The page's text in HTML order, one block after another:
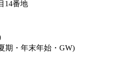
14番地
期・年末年始・GW)